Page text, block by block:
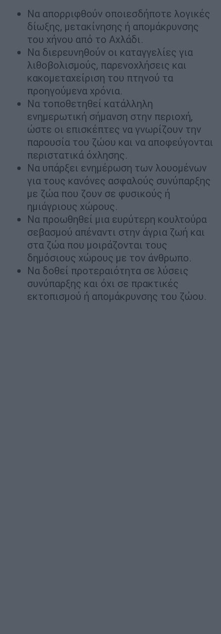
Να απορριφθούν οποιεσδήποτε λογικές
δίωξης, μετακίνησης ή απομάκρυνσης
του χήνου από το Αχλάδι.
Να διερευνηθούν οι καταγγελίες για
λιθοβολισμούς, παρενοχλήσεις και
κακομεταχείριση του πτηνού τα
προηγούμενα χρόνια.
Να τοποθετηθεί κατάλληλη
ενημερωτική σήμανση στην περιοχή,
ώστε οι επισκέπτες να γνωρίζουν την
παρουσία του ζώου και να αποφεύγονται
περιστατικά όχλησης.
Να υπάρξει ενημέρωση των λουομένων
για τους κανόνες ασφαλούς συνύπαρξης
με ζώα που ζουν σε φυσικούς ή
ημιάγριους χώρους.
Να προωθηθεί μια ευρύτερη κουλτούρα
σεβασμού απέναντι στην άγρια ζωή και
στα ζώα που μοιράζονται τους
δημόσιους χώρους με τον άνθρωπο.
Να δοθεί προτεραιότητα σε λύσεις
συνύπαρξης και όχι σε πρακτικές
εκτοπισμού ή απομάκρυνσης του ζώου.